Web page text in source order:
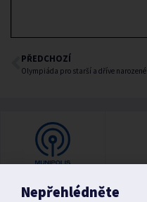
PŘEDCHOZÍ
Olympiáda pro starší a dříve narozené
Nepřehlédněte